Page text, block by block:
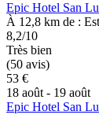
Epic Hotel San
À 12,8 km de :
8,2/10
Très bien
(50 avis)
53 €
18 août - 19 août
Epic Hotel San